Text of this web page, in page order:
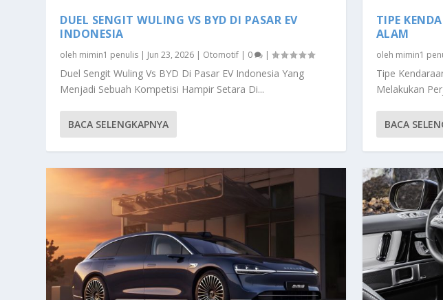
DUEL SENGIT WULING VS BYD DI PASAR EV
INDONESIA
oleh mimin1 penulis | Jun 23, 2026 | Otomotif | 0 |
Duel Sengit Wuling Vs BYD Di Pasar EV Indonesia Yang
Menjadi Sebuah Kompetisi Hampir Setara Di...
BACA SELENGKAPNYA
TIPE
ALAM
oleh mimin1
Tipe
Melakukan
BACA